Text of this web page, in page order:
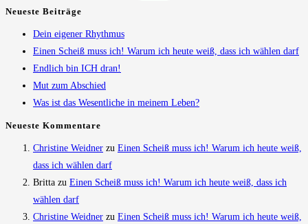
Neueste Beiträge
Dein eigener Rhythmus
Einen Scheiß muss ich! Warum ich heute weiß, dass ich wählen darf
Endlich bin ICH dran!
Mut zum Abschied
Was ist das Wesentliche in meinem Leben?
Neueste Kommentare
Christine Weidner zu Einen Scheiß muss ich! Warum ich heute weiß,
dass ich wählen darf
Britta zu Einen Scheiß muss ich! Warum ich heute weiß, dass ich
wählen darf
Christine Weidner zu Einen Scheiß muss ich! Warum ich heute weiß,